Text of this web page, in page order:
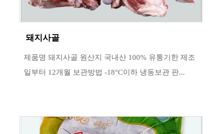
돼지사골
제품명 돼지사골 원산지 국내산 100% 유통기한 제조
일부터 12개월 보관방법 -18°C이하 냉동보관 판...